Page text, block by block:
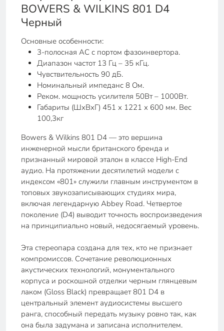
BOWERS & WILKINS 801 D4
Черный
Основные особенности:
3-полосная АС с портом фазоинвертора.
Диапазон частот 13 Гц – 35 кГц.
Чувствительность 90 дБ.
Номинальный импеданс 8 Ом.
Реком. мощность усилителя 50Вт – 1000Вт.
Габариты (ШхВхГ) 451 х 1221 х 600 мм. Вес
100,3кг
Bowers & Wilkins 801 D4 — это вершина
инженерной мысли британского бренда и
признанный мировой эталон в классе High-End
аудио. На протяжении десятилетий модели с
индексом «801» служили главным инструментом в
топовых звукозаписывающих студиях мира,
включая легендарную Abbey Road. Четвертое
поколение (D4) выводит точность воспроизведения
на принципиально новый, недосягаемый уровень.
Эта стереопара создана для тех, кто не признает
компромиссов. Сочетание революционных
акустических технологий, монументального
корпуса и роскошной отделки черным глянцевым
лаком (Gloss Black) превращает 801 D4 в
центральный элемент аудиосистемы высшего
ранга, способный передать музыку ровно так, как
она была задумана и записана исполнителем.